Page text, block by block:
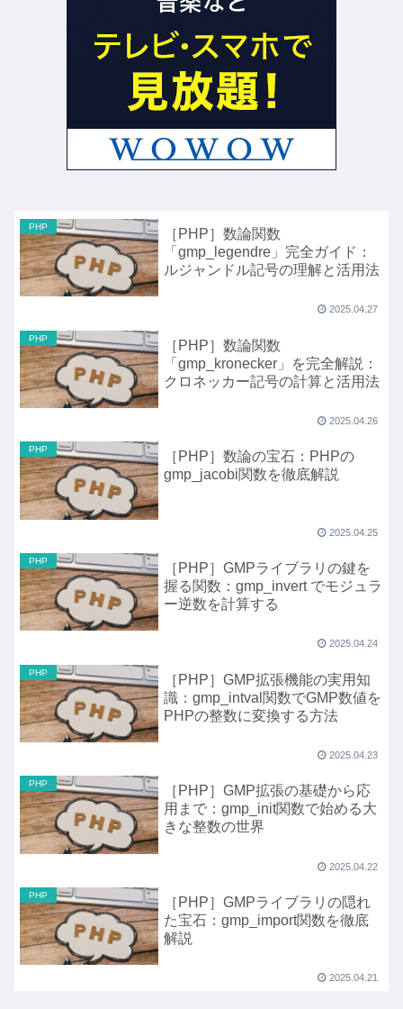
PHP
［PHP］数論関数
「gmp_legendre」完全ガイド：
ルジャンドル記号の理解と活用法
2025.04.27
PHP
［PHP］数論関数
「gmp_kronecker」を完全解説：
クロネッカー記号の計算と活用法
2025.04.26
PHP
［PHP］数論の宝石：PHPの
gmp_jacobi関数を徹底解説
2025.04.25
PHP
［PHP］GMPライブラリの鍵を
握る関数：gmp_invert でモジュラ
ー逆数を計算する
2025.04.24
PHP
［PHP］GMP拡張機能の実用知
識：gmp_intval関数でGMP数値を
PHPの整数に変換する方法
2025.04.23
PHP
［PHP］GMP拡張の基礎から応
用まで：gmp_init関数で始める大
きな整数の世界
2025.04.22
PHP
［PHP］GMPライブラリの隠れ
た宝石：gmp_import関数を徹底
解説
2025.04.21